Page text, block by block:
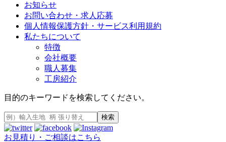
お知らせ
お問い合わせ・求人応募
個人情報保護方針・サービス利用規約
私たちについて
特徴
会社概要
職人募集
工房紹介
目的のキーワードを検索してください。
検索
お見積り・ご相談はこちら